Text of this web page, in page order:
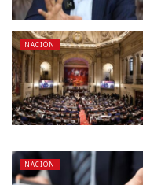
NACIÓN
NACIÓN